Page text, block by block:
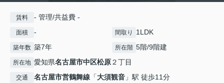
賃料 - 管理/共益費 -
面積 - 間取り 1LDK
築年数 築7年 所在階 5階/9階建
所在地 愛知県名古屋市中区松原２丁目
交通 名古屋市営鶴舞線 「大須観音 」駅 徒歩11分